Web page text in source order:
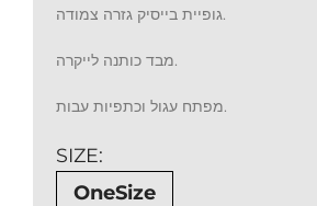
גופיית בייסיק גזרה צמודה.
מבד כותנה לייקרה.
מפתח עגול וכתפיות עבות.
SIZE
OneSize